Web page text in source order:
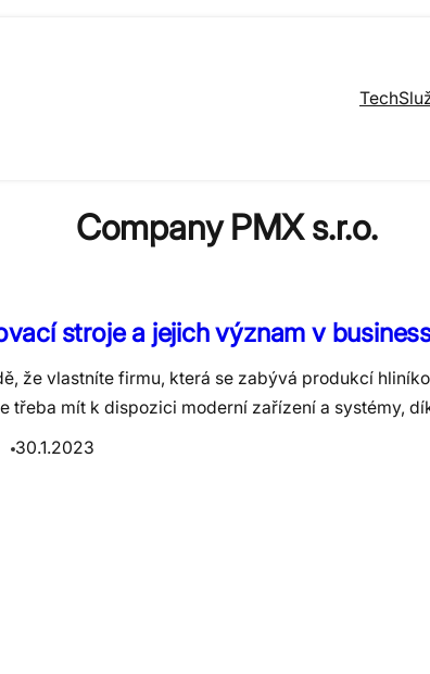
Tech
Company PMX s.r.o.
stroje a jejich význam v
že vlastníte firmu, která se zabývá produkcí
třeba mít k dispozici moderní zařízení a systémy,
30.1.2023